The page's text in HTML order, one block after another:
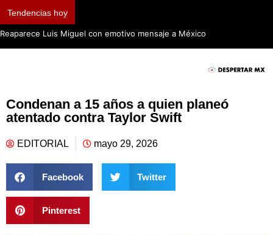
Tendencias hoy
Reaparece Luis Miguel con emotivo mensaje a México
Condenan a 15 años a quien planeó
atentado contra Taylor Swift
EDITORIAL mayo 29, 2026
Facebook Twitter
Pinterest